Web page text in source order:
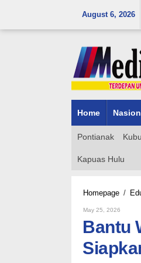
August 6, 2026
Home
Pontianak
Kapuas Hulu
Homepage /
May 25, 2026
Bantu